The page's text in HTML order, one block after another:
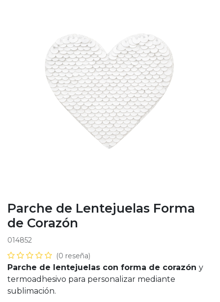
Parche de Lentejuelas Forma
de Corazón
014852
(0 reseña)
Parche de lentejuelas con forma de corazón y
termoadhesivo para personalizar mediante
sublimación.